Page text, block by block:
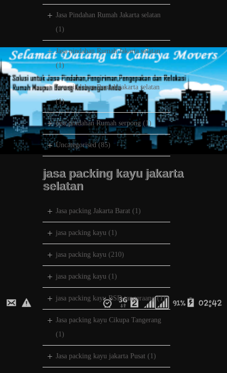
Jasa Pindahan Rumah Jakarta selatan
(1)
Jasa pindahan Rumah Jakarta selatan
(1)
Jasa pindahan Rumah jakarta selatan
(1)
jasa pindahan Rumah serpong (1)
Uncategorised(85)
jasa packing kayu jakarta
selatan
Jasa packing Jakarta Barat (1)
jasa packing kayu (1)
jasa packing kayu (210)
jasa packing kayu (1)
jasa packing kayu BSD tangeraang(1)
Jasa packing kayu Cikupa Tangerang
(1)
Jasa packing kayu jakarta Pusat (1)